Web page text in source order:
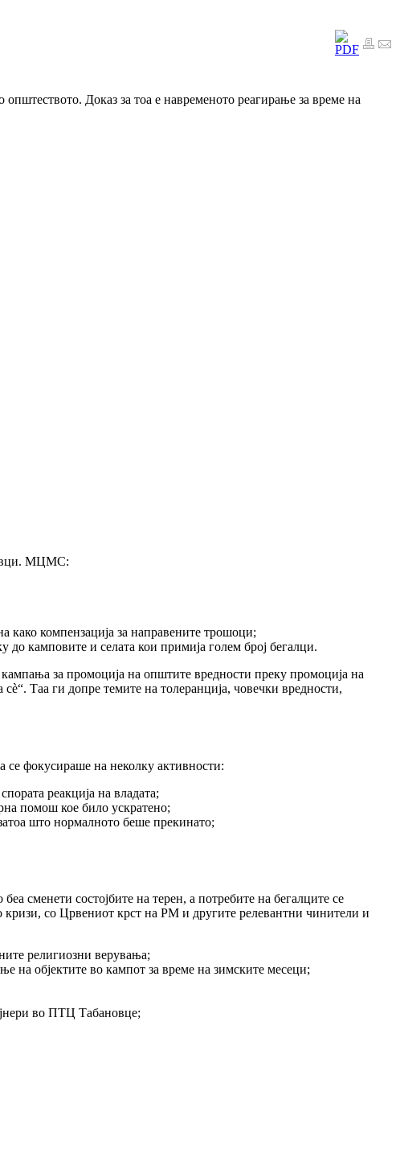
Доказ за тоа е навременото реагирање за време на
МЦМС:
како компензација за направените трошоци;
до камповите и селата кои примија голем број бегалци.
за промоција на општите вредности преку промоција на
Таа ги допре темите на толеранција, човечки вредности,
се фокусираше на неколку активности:
реакција на владата;
помош кое било ускратено;
што нормалното беше прекинато;
сменети состојбите на терен, а потребите на бегалците се
со Црвениот крст на РМ и другите релевантни чинители и
религиозни верувања;
на објектите во кампот за време на зимските месеци;
во ПТЦ Табановце;